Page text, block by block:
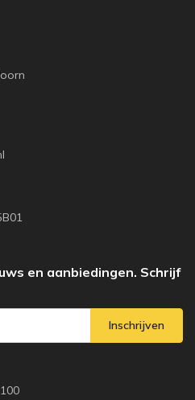
en aanbiedingen. Schrijf
Inschrijven